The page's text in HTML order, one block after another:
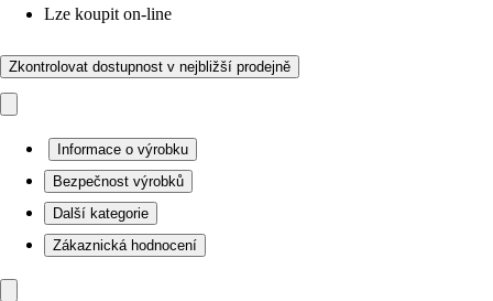
Lze koupit on-line
Zkontrolovat dostupnost v nejbližší prodejně
Informace o výrobku
Bezpečnost výrobků
Další kategorie
Zákaznická hodnocení